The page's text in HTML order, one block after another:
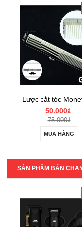
50.000₫
75.000₫
MUA HÀNG
SẢN PHẨM BÁN